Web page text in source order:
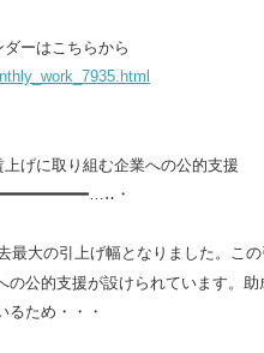
ーはこちらから
げに取り組む企業への公的支援
・
最大の引上げ幅となりました。こ
の公的支援が設けられています。助
るため・・・